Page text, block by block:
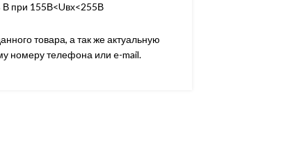
при 155В<Uвх<255В
товара, а так же актуальную
номеру телефона или e-mail.